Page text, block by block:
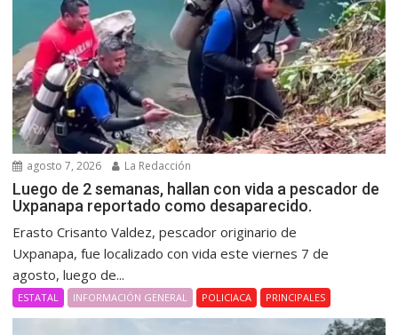
agosto 7, 2026 La Redacción
Luego de 2 semanas, hallan con vida a pescador de
Uxpanapa reportado como desaparecido.
Erasto Crisanto Valdez, pescador originario de
Uxpanapa, fue localizado con vida este viernes 7 de
agosto, luego de...
ESTATAL INFORMACIÓN GENERAL POLICIACA PRINCIPALES